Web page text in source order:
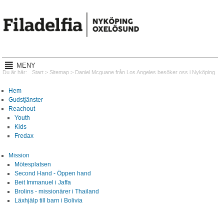
MENY
Hem
Gudstjänster
Reachout
Mission
Kalender
Om oss
Du är här: Start > Sitemap > Daniel Mcguane från Los Angeles besöker oss i Nyköping
Hem
Gudstjänster
Reachout
Youth
Kids
Fredax
Mission
Mötesplatsen
Second Hand - Öppen hand
Beit Immanuel i Jaffa
Brolins - missionärer i Thailand
Läxhjälp till barn i Bolivia